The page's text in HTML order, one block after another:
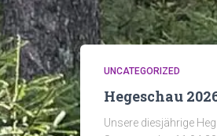
UNCATEGORIZED
Hegeschau
Unsere diesjährige